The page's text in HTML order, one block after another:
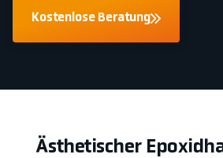
Kostenlose Beratung
Ästhetischer